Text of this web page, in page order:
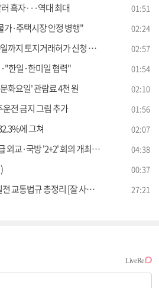
흑자···역대 최대 01:51
가·주택시장 안정 병행" 02:24
지 토지거래허가 신청 가능 02:57
한일·한미일 협력" 01:54
화요일' 관람료 4천 원 02:10
전 금지 그림 추가 01:56
에 그쳐 02:07
'2+2' 회의 개최 [외신에 비친 한국] 04:38
00:37
통법규 총정리 [잘 사는 법] 27:21